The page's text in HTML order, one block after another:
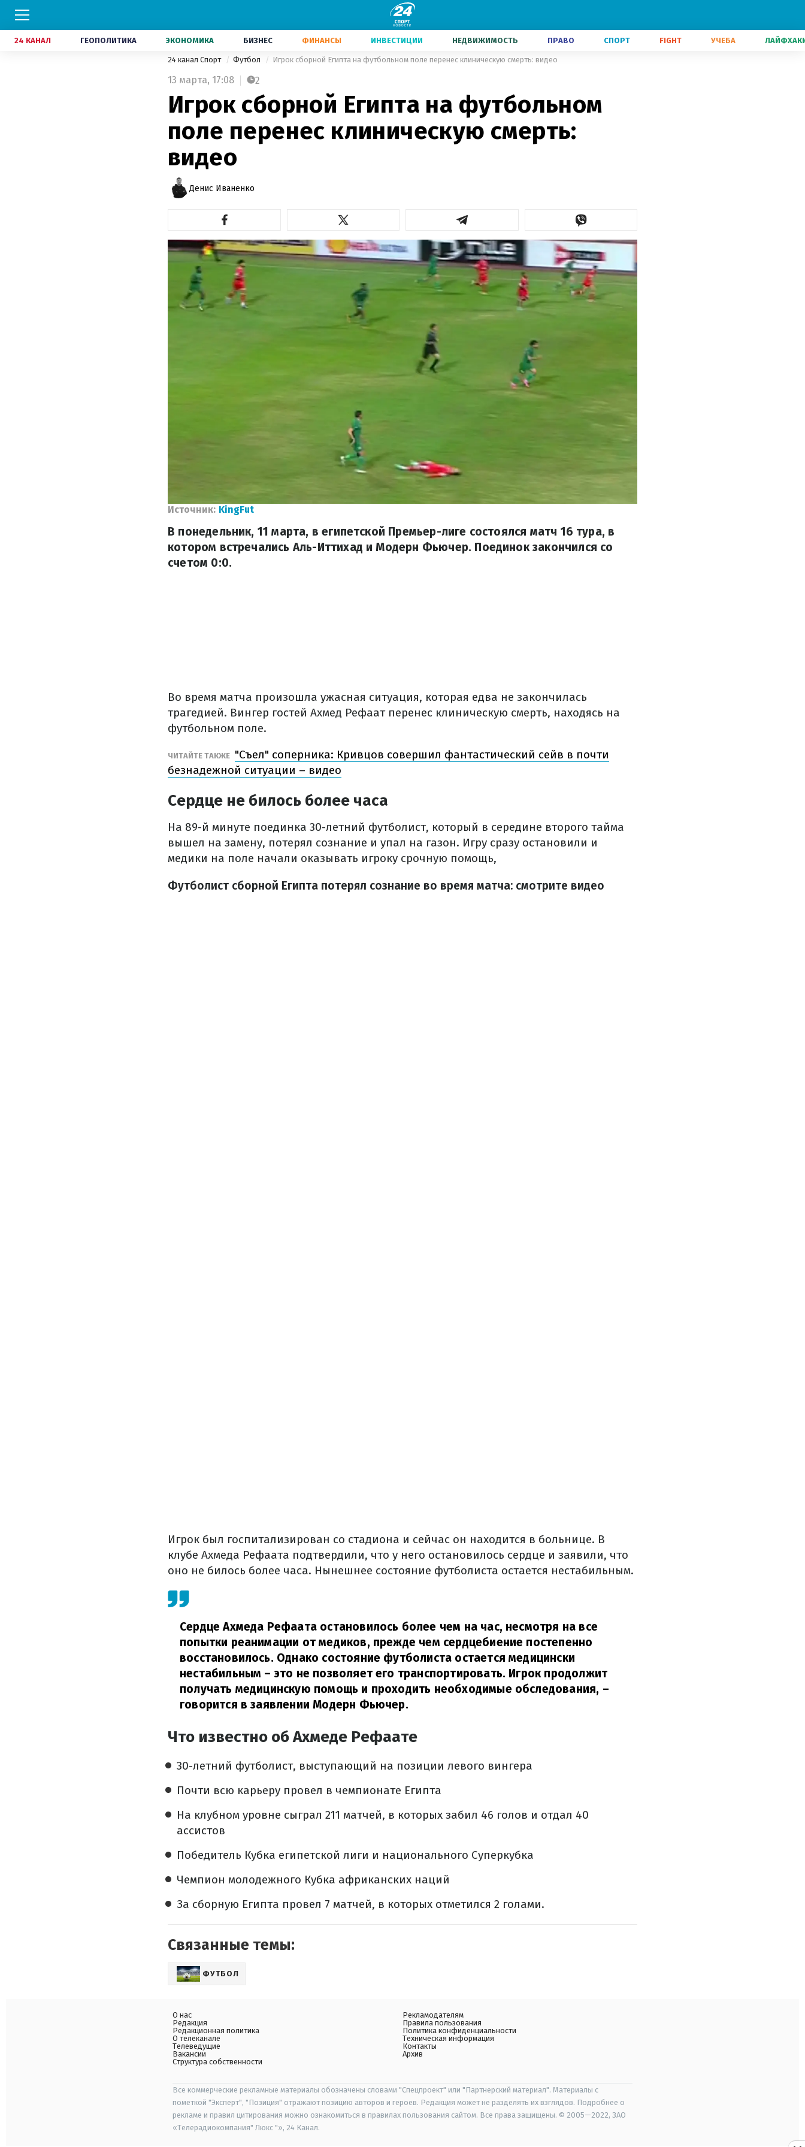
24 КАНАЛ ГЕОПОЛИТИКА ЭКОНОМИКА БИЗНЕС ФИНАНСЫ ИНВЕСТИЦИИ НЕДВИЖИМОСТЬ ПРАВО СПОРТ FIGHT УЧЕБА
24 канал Спорт Футбол Игрок сборной Египта на футбольном поле перенес клиническую смерть: видео
13 марта, 17:08 2
Игрок сборной Египта на футбольном
поле перенес клиническую смерть:
видео
Денис Иваненко
Источник: KingFut
В понедельник, 11 марта, в египетской Премьер-лиге состоялся матч 16 тура, в
котором встречались Аль-Иттихад и Модерн Фьючер. Поединок закончился со
счетом 0:0.
Во время матча произошла ужасная ситуация, которая едва не закончилась
трагедией. Вингер гостей Ахмед Рефаат перенес клиническую смерть, находясь на
футбольном поле.
ЧИТАЙТЕ ТАКЖЕ "Съел" соперника: Кривцов совершил фантастический сейв в почти
безнадежной ситуации – видео
Сердце не билось более часа
На 89-й минуте поединка 30-летний футболист, который в середине второго тайма
вышел на замену, потерял сознание и упал на газон. Игру сразу остановили и
медики на поле начали оказывать игроку срочную помощь,
Футболист сборной Египта потерял сознание во время матча: смотрите видео
Игрок был госпитализирован со стадиона и сейчас он находится в больнице. В
клубе Ахмеда Рефаата подтвердили, что у него остановилось сердце и заявили, что
оно не билось более часа. Нынешнее состояние футболиста остается нестабильным.
Сердце Ахмеда Рефаата остановилось более чем на час, несмотря на все
попытки реанимации от медиков, прежде чем сердцебиение постепенно
восстановилось. Однако состояние футболиста остается медицински
нестабильным – это не позволяет его транспортировать. Игрок продолжит
получать медицинскую помощь и проходить необходимые обследования, –
говорится в заявлении Модерн Фьючер.
Что известно об Ахмеде Рефаате
30-летний футболист, выступающий на позиции левого вингера
Почти всю карьеру провел в чемпионате Египта
На клубном уровне сыграл 211 матчей, в которых забил 46 голов и отдал 40
ассистов
Победитель Кубка египетской лиги и национального Суперкубка
Чемпион молодежного Кубка африканских наций
За сборную Египта провел 7 матчей, в которых отметился 2 голами.
Связанные темы:
ФУТБОЛ
О нас
Редакция
Редакционная политика
О телеканале
Телеведущие
Вакансии
Структура собственности
Рекламодателям
Правила пользования
Политика конфиденциальности
Техническая информация
Контакты
Архив
Все коммерческие рекламные материалы обозначены словами "Спецпроект" или "Партнерский материал". Материалы с
пометкой "Эксперт", "Позиция" отражают позицию авторов и героев. Редакция может не разделять их взглядов. Подробнее о
рекламе и правил цитирования можно ознакомиться в правилах пользования сайтом. Все права защищены. © 2005—2022, ЗАО
«Телерадиокомпания" Люкс "», 24 Канал.